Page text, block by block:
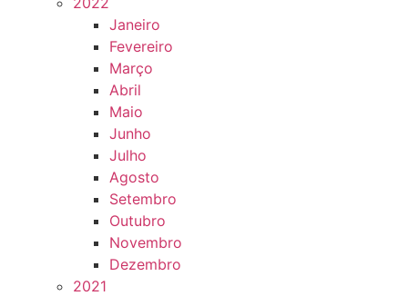
Janeiro
Fevereiro
Março
Abril
Maio
Junho
Julho
Agosto
Setembro
Outubro
Novembro
Dezembro
2021